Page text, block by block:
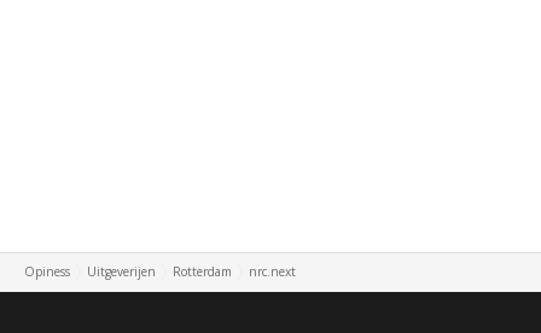
Opiness Uitgeverijen Rotterdam nrc.next